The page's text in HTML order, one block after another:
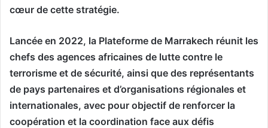
cœur de cette stratégie.
Lancée en 2022, la Plateforme de Marrakech réunit les
chefs des agences africaines de lutte contre le
terrorisme et de sécurité, ainsi que des représentants
de pays partenaires et d’organisations régionales et
internationales, avec pour objectif de renforcer la
coopération et la coordination face aux défis